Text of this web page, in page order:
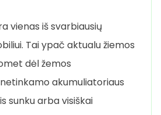
vienas iš svarbiausių
Tai ypač aktualu žiemos
dėl žemos
akumuliatoriaus
sunku arba visiškai